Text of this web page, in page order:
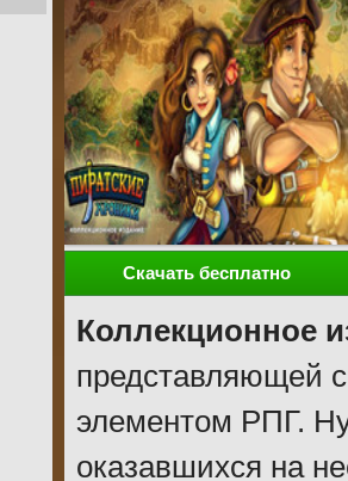
Скачать бесплатно
Коллекционное
представляющей
элементом РПГ.
оказавшихся на